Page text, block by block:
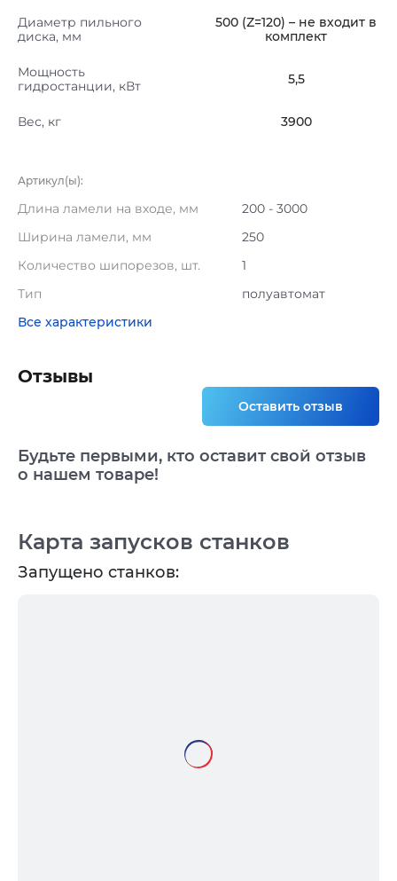
Диаметр пильного
диска, мм
500 (Z=120) – не входит в
комплект
Мощность
гидростанции, кВт
5,5
Вес, кг 3900
Артикул(ы):
Длина ламели на входе, мм
200 - 3000
Ширина ламели, мм
250
Количество шипорезов, шт.
1
Тип
полуавтомат
Все характеристики
Карта запусков станков
Запущено станков:
Отзывы
Оставить отзыв
Будьте первыми, кто оставит свой отзыв
о нашем товаре!